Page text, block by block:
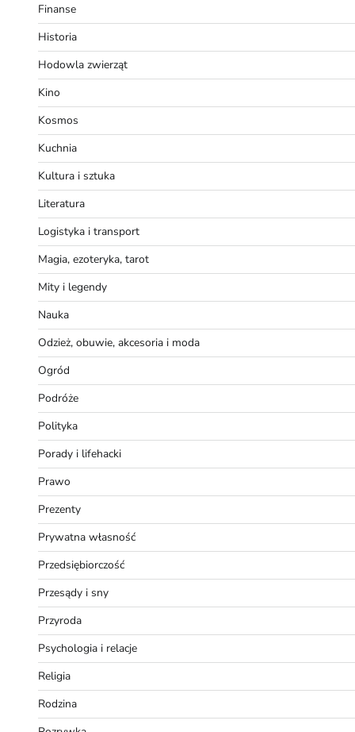
Finanse
Historia
Hodowla zwierząt
Kino
Kosmos
Kuchnia
Kultura i sztuka
Literatura
Logistyka i transport
Magia, ezoteryka, tarot
Mity i legendy
Nauka
Odzież, obuwie, akcesoria i moda
Ogród
Podróże
Polityka
Porady i lifehacki
Prawo
Prezenty
Prywatna własność
Przedsiębiorczość
Przesądy i sny
Przyroda
Psychologia i relacje
Religia
Rodzina